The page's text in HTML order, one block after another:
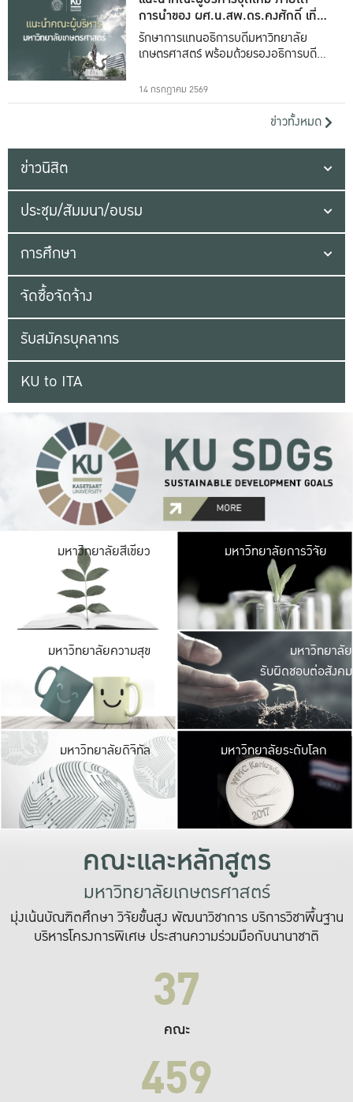
การนำของ ผศ.น.สพ.ดร.คงศักดิ์ เที่ยง
ธรรม
รักษาการแทนอธิการบดีมหาวิทยาลัย
เกษตรศาสตร์ พร้อมด้วยรองอธิการบดีทั้ง
14 กรกฎาคม 2569
ข่าวทั้งหมด
ข่าวนิสิต
ประชุม/สัมมนา/อบรม
การศึกษา
จัดซื้อจัดจ้าง
รับสมัครบุคลากร
KU to ITA
มหาวิทยาลัยสีเขียว มหาวิ
มีพื้นที่เขียวสดใส
เป็นป่าในเมือง เกษต
มหาวิทยาลัยการวิจัย
มหาวิทยาลัยความสุข มหาวิ
ค
เปิดประ
และพบเรื่องราวใ
มหาวิทยาลัย
รับผิดชอบต่อสังคม
มหาวิทยาลัยดิจิทัล มหาวิ
เปลี่ยนแปลง แล
เพื่อทำง
ระบบสารสนเทศ
มหาวิทยาลัยระดับโลก
คณะและหลักสูตร
มหาวิทยาลัยเกษตรศาสตร์
มุ่งเน้นบัณฑิตศึกษา วิจัยขั้นสูง พัฒนาวิชาการ บริการวิชาพื้นฐาน
บริหารโครงการพิเศษ ประสานความร่วมมือกับนานาชาติ
37
คณะ
459